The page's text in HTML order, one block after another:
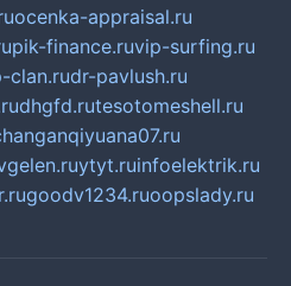
ocenka-appraisal.ru
pik-finance.ruvip-surfing.ru
clan.rudr-pavlush.ru
dhgfd.rutesotomeshell.ru
ytyt.ruinfoelektrik.ru
goodv1234.ruoopslady.ru